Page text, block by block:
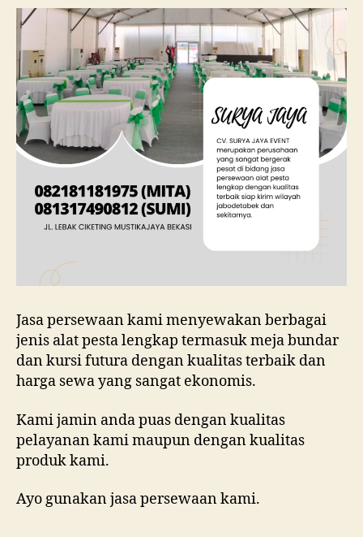
Jasa persewaan kami menyewakan berbagai
jenis alat pesta lengkap termasuk meja bundar
dan kursi futura dengan kualitas terbaik dan
harga sewa yang sangat ekonomis.
Kami jamin anda puas dengan kualitas
pelayanan kami maupun dengan kualitas
produk kami.
Ayo gunakan jasa persewaan kami.